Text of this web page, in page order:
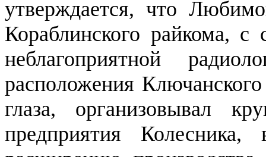
утверждается, что
Кораблинского райкома,
неблагоприятной
расположения
глаза, организовывал
предприятия